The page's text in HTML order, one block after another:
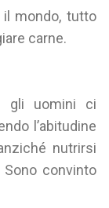
il mondo, tutto
carne.
gli uomini ci
l’abitudine
nutrirsi
convinto